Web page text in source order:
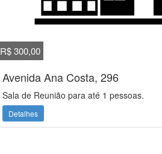
R$ 300,00
Avenida Ana Costa, 296
Sala de Reunião para até 1 pessoas.
Detalhes